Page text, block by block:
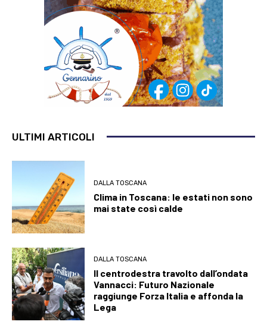
ULTIMI ARTICOLI
DALLA TOSCANA
Clima in Toscana: le estati non sono
mai state così calde
DALLA TOSCANA
Il centrodestra travolto dall’ondata
Vannacci: Futuro Nazionale
raggiunge Forza Italia e affonda la
Lega